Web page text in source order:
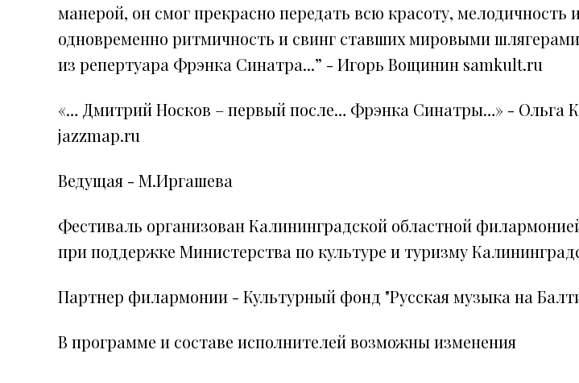
манерой, он смог прекрасно передать всю красоту, мелодичность
одновременно ритмичность и свинг ставших мировыми
из репертуара Фрэнка Синатра...” - Игорь Вощинин samkult.ru
«… Дмитрий Носков – первый после… Фрэнка Синатры…» - Ольга
jazzmap.ru
Ведущая - М.Иргашева
Фестиваль организован Калининградской областной
при поддержке Министерства по культуре и туризму
Партнер филармонии - Культурный фонд "Русская музыка на
В программе и составе исполнителей возможны изменения